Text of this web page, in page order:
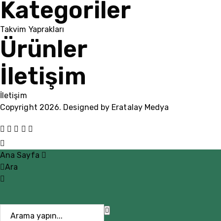
Kategoriler
Takvim Yaprakları
Ürünler
İletişim
İletişim
Copyright 2026. Designed by Eratalay Medya
Ana Sayfa
Ara